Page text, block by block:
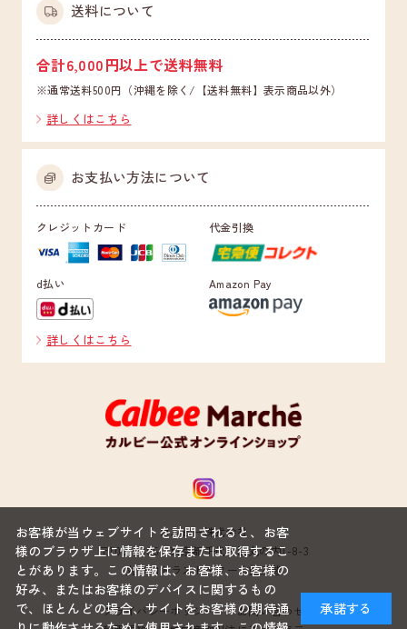
送料について
合計6,000円以上で送料無料
※通常送料500円（沖縄を除く/【送料無料】表示商品以外）
詳しくはこちら
お支払い方法について
クレジットカード 代金引換
d払い Amazon Pay
詳しくはこちら
カルビー株式会社
〒100-0005 東京都千代田区丸の内1-8-3
丸の内トラストタワー本館22階
プライバシーポリシー
お問い合わせ
お客様が当ウェブサイトを訪問されると、お客
様のブラウザ上に情報を保存または取得するこ
とがあります。この情報は、お客様、お客様の
好み、またはお客様のデバイスに関するもの
で、ほとんどの場合、サイトをお客様の期待通
承諾する